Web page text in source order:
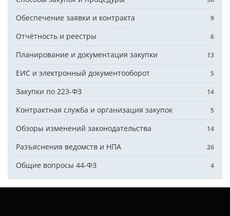
Обеспечение заявки и контракта 9
Отчётность и реестры 6
Планирование и документация закупки 13
ЕИС и электронный документооборот 5
Закупки по 223-ФЗ 14
Контрактная служба и организация закупок 5
Обзоры изменений законодательства 14
Разъяснения ведомств и НПА 26
Общие вопросы 44-ФЗ 4